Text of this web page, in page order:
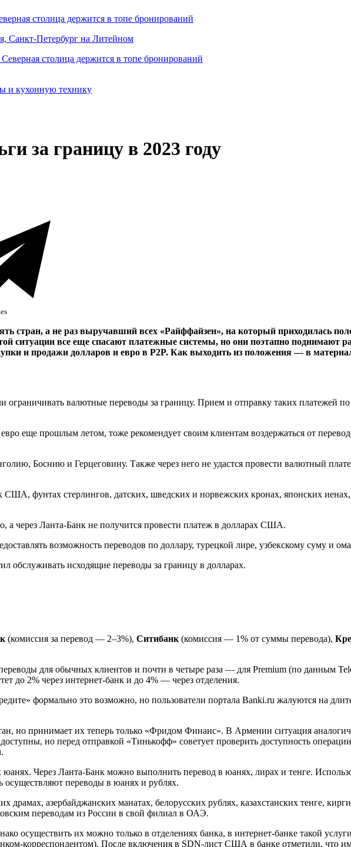
столица держится в топе бронирований
Санкт-Петербург на Литейном
и кухонную технику
за границу в 2023 году
стран, а не раз выручавший всех «Райффайзен», на который приходилась
ситуации все еще спасают платежные системы, но они поэтапно поднимают
и продажи долларов и евро в P2P. Как выходить из положения — в
валютные переводы за границу. Прием и отправку таких платежей
еще прошлым летом, тоже рекомендует своим клиентам воздержаться от
Боснию и Герцеговину. Также через него не удастся провести валютный
фунтах стерлингов, датских, шведских и норвежских кронах, японских иенах,
а через Ланта-Банк не получится провести платеж в долларах США.
возможность переводов по доллару, турецкой лире, узбекскому суму и
обслуживать исходящие переводы за границу в долларах.
(комиссия за перевод — 2–3%), Ситибанк (комиссия — 1% от суммы перевода),
для обычных клиентов и почти в четыре раза — для Premium (по данным
до 2% через интернет-банк и до 4% — через отделения.
формально это возможно, но пользователи портала Banki.ru жалуются на
но принимает их теперь только «Фридом Финанс». В Армении ситуация
но перед отправкой «Тинькофф» советует проверить доступность
Через Ланта-Банк можно выполнить перевод в юанях, лирах и тенге.
переводы в юанях и рублях.
драмах, азербайджанских манатах, белорусских рублях, казахстанских тенге,
переводам из России в свой филиал в ОАЭ.
осуществить их можно только в отделениях банка, в интернет-банке такой
корреспондентом). После включения в SDN-лист США в банке отметили, что им